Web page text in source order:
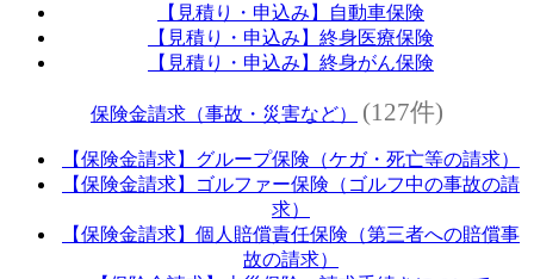
【見積り・申込み】自動車保険
【見積り・申込み】終身医療保険
【見積り・申込み】終身がん保険
保険金請求（事故・災害など） (127件)
【保険金請求】グループ保険（ケガ・死亡等の請求）
【保険金請求】ゴルファー保険（ゴルフ中の事故の請
求）
【保険金請求】個人賠償責任保険（第三者への賠償事
故の請求）